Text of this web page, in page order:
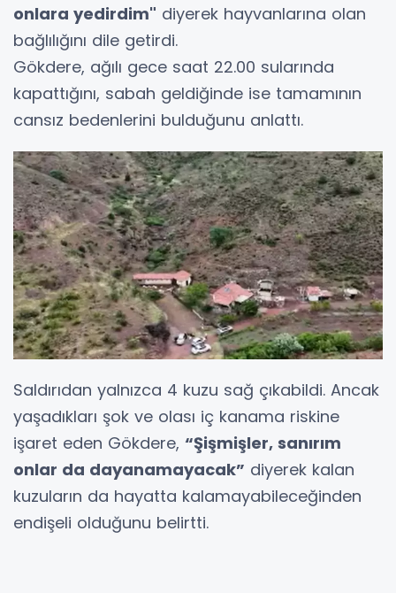
onlara yedirdim" diyerek hayvanlarına olan
bağlılığını dile getirdi.
Gökdere, ağılı gece saat 22.00 sularında
kapattığını, sabah geldiğinde ise tamamının
cansız bedenlerini bulduğunu anlattı.
Saldırıdan yalnızca 4 kuzu sağ çıkabildi. Ancak
yaşadıkları şok ve olası iç kanama riskine
işaret eden Gökdere, “Şişmişler, sanırım
onlar da dayanamayacak” diyerek kalan
kuzuların da hayatta kalamayabileceğinden
endişeli olduğunu belirtti.